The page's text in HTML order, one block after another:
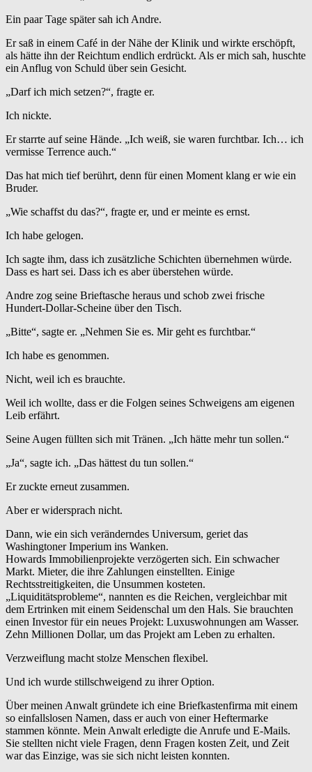
Ein paar Tage später sah ich Andre.
Er saß in einem Café in der Nähe der Klinik und wirkte erschöpft,
als hätte ihn der Reichtum endlich erdrückt. Als er mich sah, huschte
ein Anflug von Schuld über sein Gesicht.
„Darf ich mich setzen?“, fragte er.
Ich nickte.
Er starrte auf seine Hände. „Ich weiß, sie waren furchtbar. Ich… ich
vermisse Terrence auch.“
Das hat mich tief berührt, denn für einen Moment klang er wie ein
Bruder.
„Wie schaffst du das?“, fragte er, und er meinte es ernst.
Ich habe gelogen.
Ich sagte ihm, dass ich zusätzliche Schichten übernehmen würde.
Dass es hart sei. Dass ich es aber überstehen würde.
Andre zog seine Brieftasche heraus und schob zwei frische
Hundert-Dollar-Scheine über den Tisch.
„Bitte“, sagte er. „Nehmen Sie es. Mir geht es furchtbar.“
Ich habe es genommen.
Nicht, weil ich es brauchte.
Weil ich wollte, dass er die Folgen seines Schweigens am eigenen
Leib erfährt.
Seine Augen füllten sich mit Tränen. „Ich hätte mehr tun sollen.“
„Ja“, sagte ich. „Das hättest du tun sollen.“
Er zuckte erneut zusammen.
Aber er widersprach nicht.
Dann, wie ein sich veränderndes Universum, geriet das
Washingtoner Imperium ins Wanken.
Howards Immobilienprojekte verzögerten sich. Ein schwacher
Markt. Mieter, die ihre Zahlungen einstellten. Einige
Rechtsstreitigkeiten, die Unsummen kosteten.
„Liquiditätsprobleme“, nannten es die Reichen, vergleichbar mit
dem Ertrinken mit einem Seidenschal um den Hals. Sie brauchten
einen Investor für ein neues Projekt: Luxuswohnungen am Wasser.
Zehn Millionen Dollar, um das Projekt am Leben zu erhalten.
Verzweiflung macht stolze Menschen flexibel.
Und ich wurde stillschweigend zu ihrer Option.
Über meinen Anwalt gründete ich eine Briefkastenfirma mit einem
so einfallslosen Namen, dass er auch von einer Heftermarke
stammen könnte. Mein Anwalt erledigte die Anrufe und E-Mails.
Sie stellten nicht viele Fragen, denn Fragen kosten Zeit, und Zeit
war das Einzige, was sie sich nicht leisten konnten.